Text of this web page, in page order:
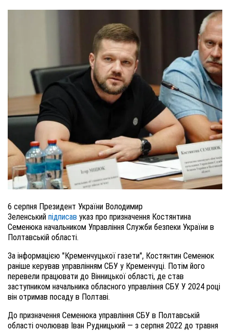
6 серпня Президент України Володимир
Зеленський підписав указ про призначення Костянтина
Семенюка начальником Управління Служби безпеки України в
Полтавській області.
За інформацією "Кременчуцької газети", Костянтин Семенюк
раніше керував управлінням СБУ у Кременчуці. Потім його
перевели працювати до Вінницької області, де став
заступником начальника обласного управління СБУ. У 2024 році
він отримав посаду в Полтаві.
До призначення Семенюка управління СБУ в Полтавській
області очолював Іван Рудницький — з серпня 2022 до травня